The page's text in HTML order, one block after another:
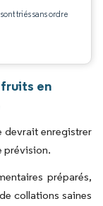
triés sans ordre
en
devrait enregistrer
prévision.
préparés,
collations saines